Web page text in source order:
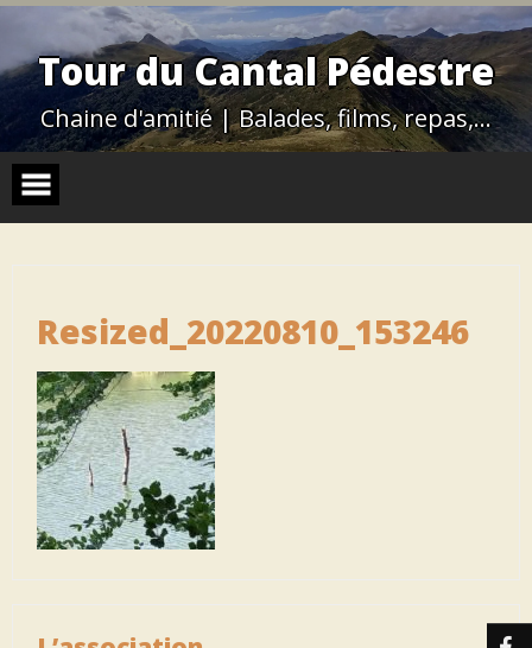
Skip
contentTour du Cantal Pédestre
Chaine d'amitié | Balades, films, repas,…
Resized_20220810_153246